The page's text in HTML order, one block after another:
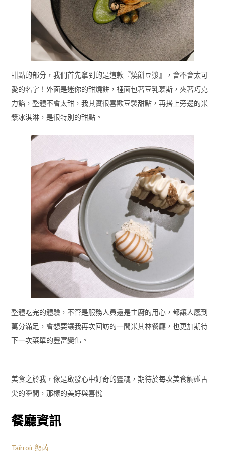
甜點的部分，我們首先拿到的是這款『燒餅豆漿』，會不會太可
愛的名字！外面是迷你的甜燒餅，裡面包著豆乳慕斯，夾著巧克
力餡，整體不會太甜，我其實很喜歡豆製甜點，再搭上旁邊的米
漿冰淇淋，是很特別的甜點。
整體吃完的體驗，不管是服務人員還是主廚的用心，都讓人感到
萬分滿足，會想要讓我再次回訪的一間米其林餐廳，也更加期待
下一次菜單的豐富變化。
美食之於我，像是啟發心中好奇的靈魂，期待於每次美食觸碰舌
尖的瞬間，那樣的美好與喜悅
餐廳資訊
Taïrroir 態芮